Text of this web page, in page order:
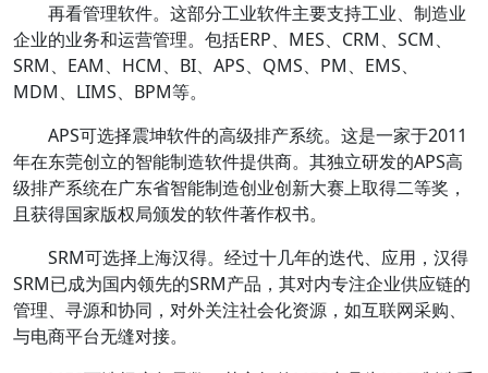
再看管理软件。这部分工业软件主要支持工业、制造业
企业的业务和运营管理。包括ERP、MES、CRM、SCM、
SRM、EAM、HCM、BI、APS、QMS、PM、EMS、
MDM、LIMS、BPM等。
APS可选择震坤软件的高级排产系统。这是一家于2011
年在东莞创立的智能制造软件提供商。其独立研发的APS高
级排产系统在广东省智能制造创业创新大赛上取得二等奖，
且获得国家版权局颁发的软件著作权书。
SRM可选择上海汉得。经过十几年的迭代、应用，汉得
SRM已成为国内领先的SRM产品，其对内专注企业供应链的
管理、寻源和协同，对外关注社会化资源，如互联网采购、
与电商平台无缝对接。